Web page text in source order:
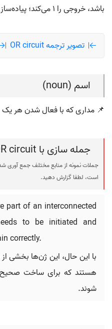
باشد، خروجی را ۱ می‌کند؛ پیاده‌سازی سخت‌افزاری عملگر «یا».
تصویر ترجمه OR circuit
اسم (noun)
📌 مداری که با فعال شدن هر
جمله سازی با OR circuit
جملات نمونه از منابع مختلف جمع آوری
است، لطفا گزارش دهید.
part of an interconnected
to be initiated and
correctly.
با این حال، این ژن‌ها بخشی
هستند که برای ساخت صحیح
شوند.